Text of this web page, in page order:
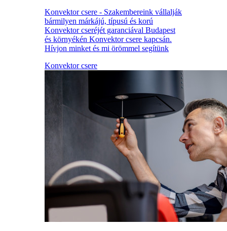
Konvektor csere - Szakembereink vállalják
bármilyen márkájú, típusú és korú
Konvektor cseréjét garanciával Budapest
és környékén Konvektor csere kapcsán.
Hívjon minket és mi örömmel segítünk
Konvektor csere